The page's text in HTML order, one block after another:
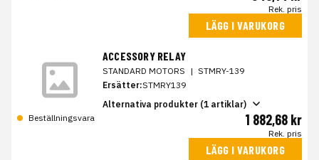
Rek. pris
LÄGG I VARUKORG
ACCESSORY RELAY
STANDARD MOTORS | STMRY-139
Ersätter:STMRY139
Alternativa produkter (1 artiklar)
Beställningsvara
1 882,68 kr
Rek. pris
LÄGG I VARUKORG